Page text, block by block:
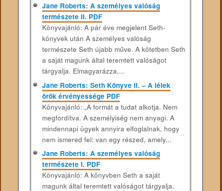
Jane Roberts: A személyes valóság
természete II. PDF
Könyvajánló: A pár éve megjelent Seth-
könyvek után A személyes valóság
természete Seth újabb műve. A kötetben Seth
a saját magunk által teremtett valóságot
tárgyalja. Elmagyarázza,...
Jane Roberts: Seth Könyve II. – A lélek
örök érvényessége PDF
Könyvajánló: „A formát a tudat alkotja. Nem
megfordítva. A személyiség nem anyagi. A
mindennapi ügyek annyira elfoglalnak, hogy
nem ismered fel: van egy részed, amely...
Jane Roberts: A személyes valóság
természete I. PDF
Könyvajánló: A könyvben Seth a saját
magunk által teremtett valóságot tárgyalja.